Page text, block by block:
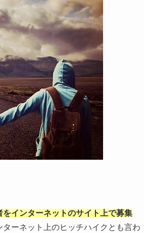
インターネットのサイト上で募集
ターネット上のヒッチハイクとも言わ